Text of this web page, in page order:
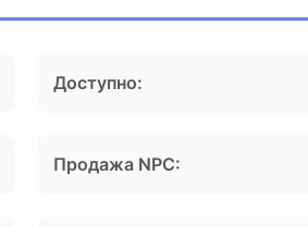
Доступно:
Продажа NPC: